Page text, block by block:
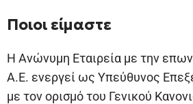
Ποιοι είμαστε
Η Ανώνυμη Εταιρεία με την
Α.Ε. ενεργεί ως Υπεύθυνος
με τον ορισμό του Γενικού